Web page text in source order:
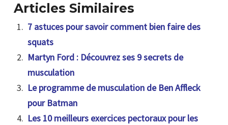
Articles Similaires
7 astuces pour savoir comment bien faire des
squats
Martyn Ford : Découvrez ses 9 secrets de
musculation
Le programme de musculation de Ben Affleck
pour Batman
Les 10 meilleurs exercices pectoraux pour les